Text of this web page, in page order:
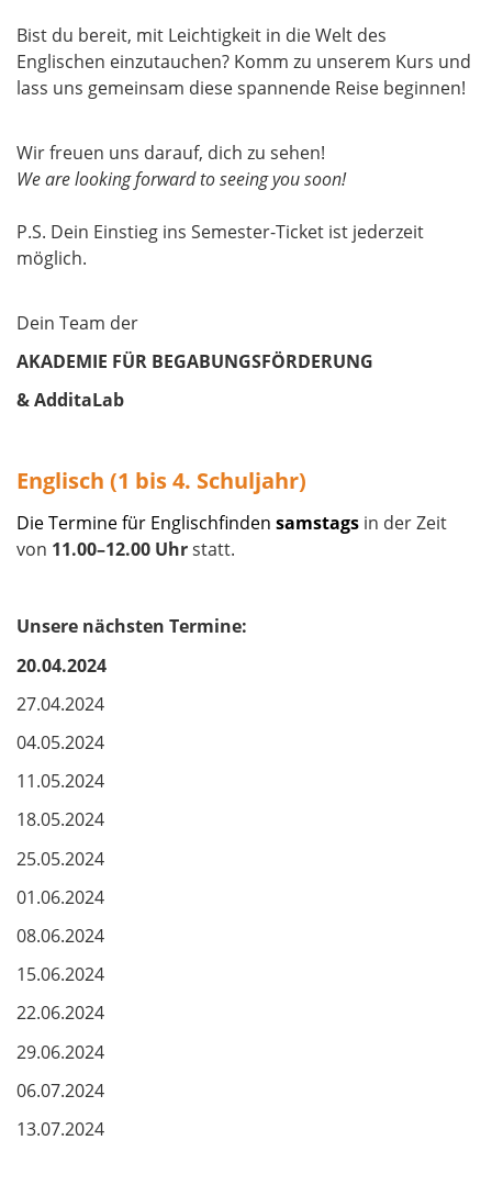
Bist du bereit, mit Leichtigkeit in die Welt des
Englischen einzutauchen? Komm zu unserem Kurs und
lass uns gemeinsam diese spannende Reise beginnen!
Wir freuen uns darauf, dich zu sehen!
We are looking forward to seeing you soon!
P.S. Dein Einstieg ins Semester-Ticket ist jederzeit
möglich.
Dein Team der
AKADEMIE FÜR BEGABUNGSFÖRDERUNG
& AdditaLab
Englisch (1 bis 4. Schuljahr)
Die Termine für Englischfinden samstags in der Zeit
von 11.00–​​​​​​​12.00 Uhrstatt.
Unsere nächsten Termine:
20.04.2024
27.04.2024
04.05.2024
11.05.2024
18.05.2024
25.05.2024
01.06.2024
08.06.2024
15.06.2024
22.06.2024
29.06.2024
06.07.2024
13.07.2024